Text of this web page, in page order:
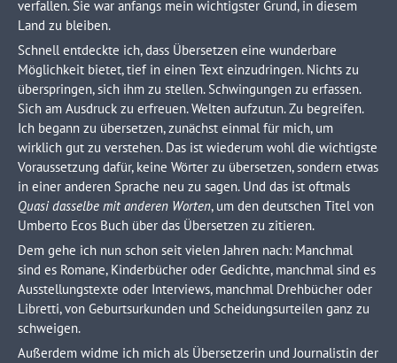
verfallen. Sie war anfangs mein wichtigster Grund, in diesem
Land zu bleiben.
Schnell entdeckte ich, dass Übersetzen eine wunderbare
Möglichkeit bietet, tief in einen Text einzudringen. Nichts zu
überspringen, sich ihm zu stellen. Schwingungen zu erfassen.
Sich am Ausdruck zu erfreuen. Welten aufzutun. Zu begreifen.
Ich begann zu übersetzen, zunächst einmal für mich, um
wirklich gut zu verstehen. Das ist wiederum wohl die wichtigste
Voraussetzung dafür, keine Wörter zu übersetzen, sondern etwas
in einer anderen Sprache neu zu sagen. Und das ist oftmals
Quasi dasselbe mit anderen Worten, um den deutschen Titel von
Umberto Ecos Buch über das Übersetzen zu zitieren.
Dem gehe ich nun schon seit vielen Jahren nach: Manchmal
sind es Romane, Kinderbücher oder Gedichte, manchmal sind es
Ausstellungstexte oder Interviews, manchmal Drehbücher oder
Libretti, von Geburtsurkunden und Scheidungsurteilen ganz zu
schweigen.
Außerdem widme ich mich als Übersetzerin und Journalistin der